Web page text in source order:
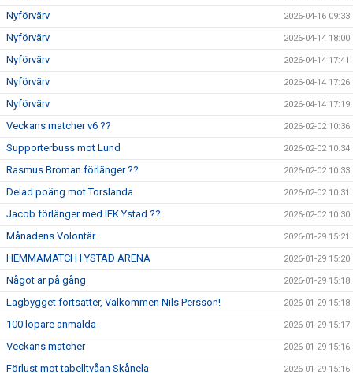
Nyförvärv 2026-04-16 09:33
Nyförvärv 2026-04-14 18:00
Nyförvärv 2026-04-14 17:41
Nyförvärv 2026-04-14 17:26
Nyförvärv 2026-04-14 17:19
Veckans matcher v6 ?? 2026-02-02 10:36
Supporterbuss mot Lund 2026-02-02 10:34
Rasmus Broman förlänger ?? 2026-02-02 10:33
Delad poäng mot Torslanda 2026-02-02 10:31
Jacob förlänger med IFK Ystad ?? 2026-02-02 10:30
Månadens Volontär 2026-01-29 15:21
HEMMAMATCH I YSTAD ARENA 2026-01-29 15:20
Något är på gång 2026-01-29 15:18
Lagbygget fortsätter, Välkommen Nils Persson! 2026-01-29 15:18
100 löpare anmälda 2026-01-29 15:17
Veckans matcher 2026-01-29 15:16
Förlust mot tabelltvåan Skånela 2026-01-29 15:16